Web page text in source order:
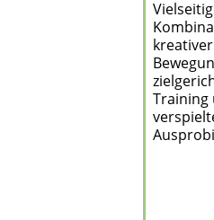
kreativer
Training